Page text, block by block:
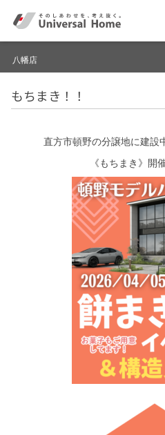
ユニバーサル
コンセプトプラン
テクノロジー
建築実例
モデルハウス検索・見学予約
シミュレー ション
キャンペーン・コラボ情報
八幡店
ブログ
モデルハウス見学予約
もちまき！！
直方市頓野の分譲地に建設
《もちまき》開